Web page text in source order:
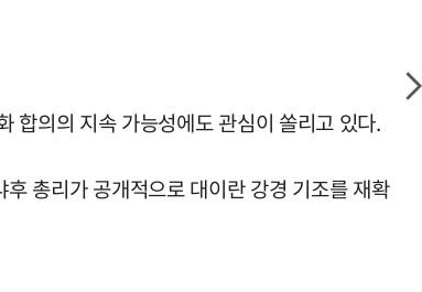
합의의 지속 가능성에도 관심이 쏠리고 있다.
총리가 공개적으로 대이란 강경 기조를 재확